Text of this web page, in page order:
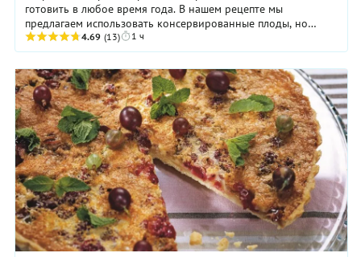
готовить в любое время года. В нашем рецепте мы
предлагаем использовать консервированные плоды, но
очевидно, что и свежие тоже вполне подойдут. ...
4.69 (13) 1 ч